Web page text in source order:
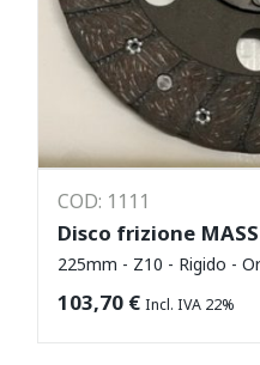
COD: 1111
Disco frizione
225mm - Z10 - Rigido -
103,70 € Incl. IVA 22%